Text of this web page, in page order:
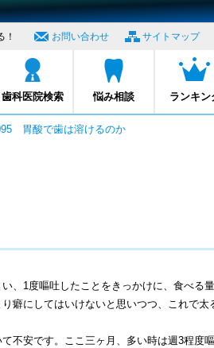
！
ロナビ
歯科医院検索 悩み相談 ランキン
お問い合わせ サイトマップ
胃酸で歯は溶けるのか
、1度嘔吐したことをきっかけに、食べる
癖にしてはいけないと思いつつ、これで太
不安です。ここ三ヶ月、多い時は週3程度